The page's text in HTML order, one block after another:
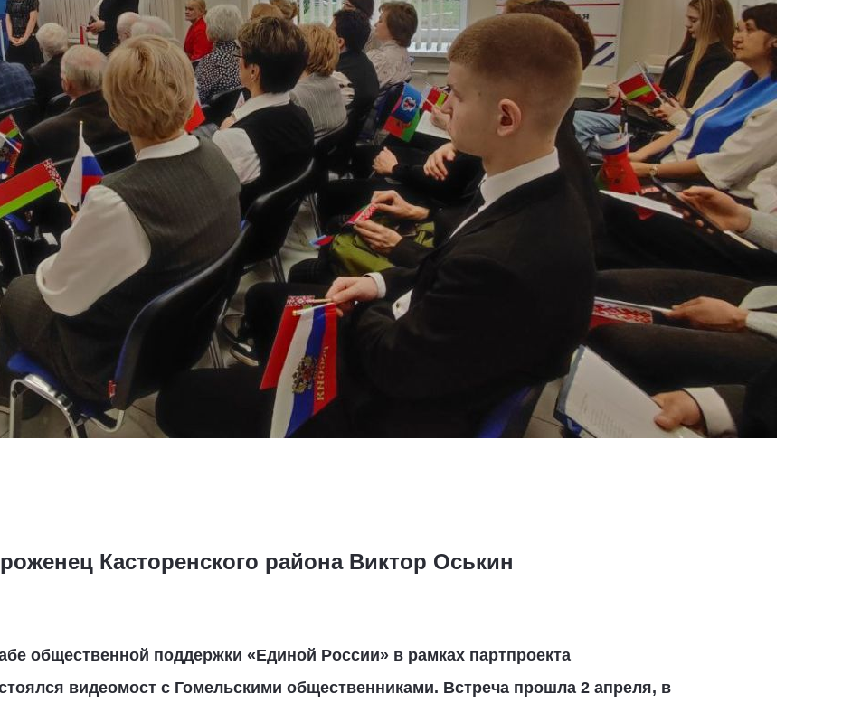
Касторенского района Виктор Оськин
общественной поддержки «Единой России» в рамках партпроекта
видеомост с Гомельскими общественниками. Встреча прошла 2 апреля, в